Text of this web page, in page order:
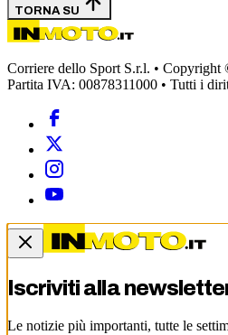
TORNA SU
Corriere dello Sport S.r.l. • Copyright
Partita IVA: 00878311000 • Tutti i
Iscriviti alla
Le notizie più importanti, tutte le